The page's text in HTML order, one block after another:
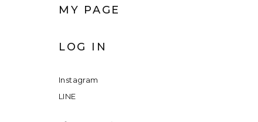
MY PAGE
LOG IN
Instagram
LINE